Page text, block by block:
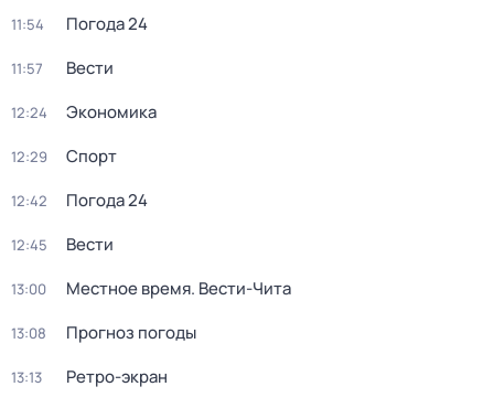
11:54 Погода 24
11:57 Вести
12:24 Экономика
12:29 Спорт
12:42 Погода 24
12:45 Вести
13:00 Местное время. Вести-Чита
13:08 Прогноз погоды
13:13 Ретро-экран